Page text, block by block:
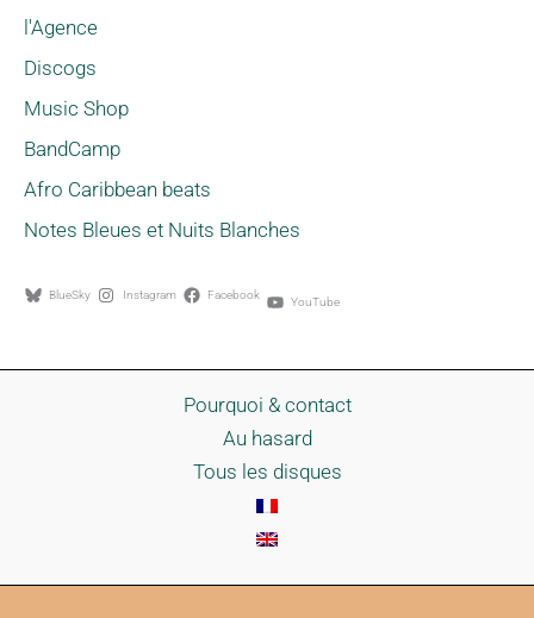
l'Agence
Discogs
Music Shop
BandCamp
Afro Caribbean beats
Notes Bleues et Nuits Blanches
BlueSky Instagram Facebook YouTube
Pourquoi & contact
Au hasard
Tous les disques